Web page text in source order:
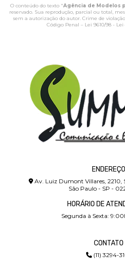
O conteúdo do texto "Agência de Modelos
reservado. Sua reprodução, parcial ou total,
sem a autorização do autor. Crime de
Código Penal – Lei 9610/98 -
ENDEREÇO
Av. Luiz Dumont Villares, 2210,
São Paulo - SP -
HORÁRIO DE
Segunda à Sexta:
CONTATO
(11) 3294-